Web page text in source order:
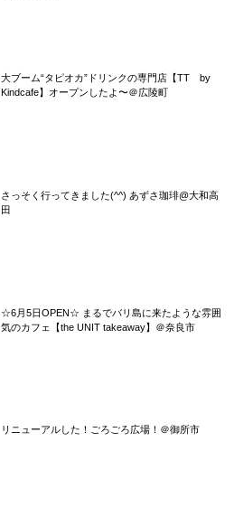
大ブーム“タピオカ”ドリンクの専門店【TT by
Kindcafe】オープンしたよ〜＠広陵町
さっそく行ってきました(^^) あずさ珈琲@大和高
田
☆6月5日OPEN☆ まるでバリ島に来たような雰囲
気のカフェ【the UNIT takeaway】＠奈良市
リニューアルした！ごろごろ広場！＠御所市